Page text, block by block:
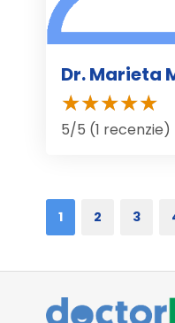
Dr. Marieta
5/5 (1 recenzie)
1 2 3